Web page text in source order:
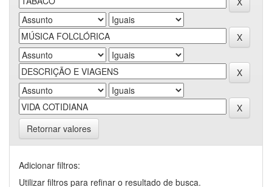
Retornar valores
Adicionar filtros:
Utilizar filtros para refinar o resultado de busca.